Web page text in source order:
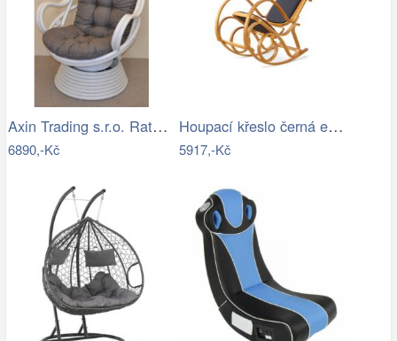
Axin Trading s.r.o. Ratanové houpací…
6890,-Kč
Houpací křeslo černá ekokůže - AT
5917,-Kč